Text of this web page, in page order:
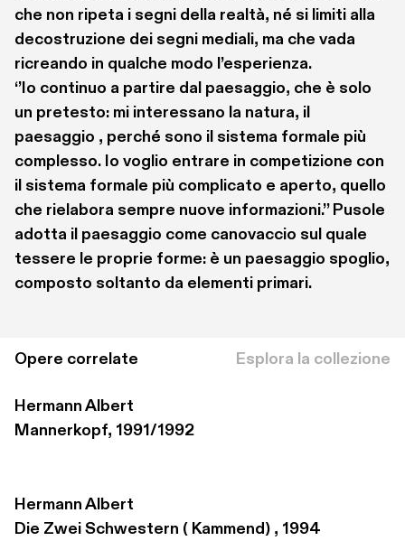
che non ripeta i segni della realtà, né si limiti alla
decostruzione dei segni mediali, ma che vada
ricreando in qualche modo l’esperienza.
‘’Io continuo a partire dal paesaggio, che è solo
un pretesto: mi interessano la natura, il
paesaggio , perché sono il sistema formale più
complesso. Io voglio entrare in competizione con
il sistema formale più complicato e aperto, quello
che rielabora sempre nuove informazioni.’’ Pusole
adotta il paesaggio come canovaccio sul quale
tessere le proprie forme: è un paesaggio spoglio,
composto soltanto da elementi primari.
Opere correlate Esplora la collezione
Hermann Albert
Mannerkopf, 1991/1992
Hermann Albert
Die Zwei Schwestern ( Kammend) , 1994